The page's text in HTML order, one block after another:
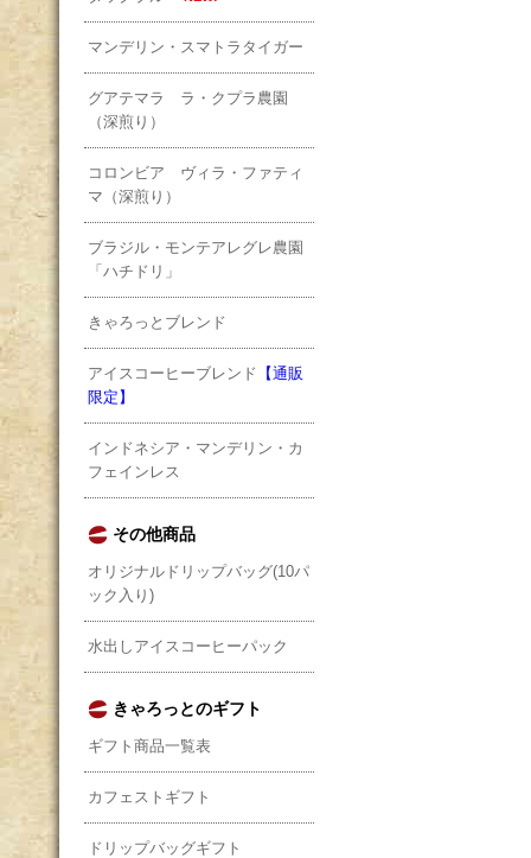
マンデリン・スマトラタイガー
グアテマラ ラ・クプラ農園
（深煎り）
コロンビア ヴィラ・ファティ
マ（深煎り）
ブラジル・モンテアレグレ農園
「ハチドリ」
きゃろっとブレンド
アイスコーヒーブレンド 【通販
限定】
インドネシア・マンデリン・カ
フェインレス
その他商品
オリジナルドリップバッグ(10パ
ック入り)
水出しアイスコーヒーパック
きゃろっとのギフト
ギフト商品一覧表
カフェストギフト
ドリップバッグギフト